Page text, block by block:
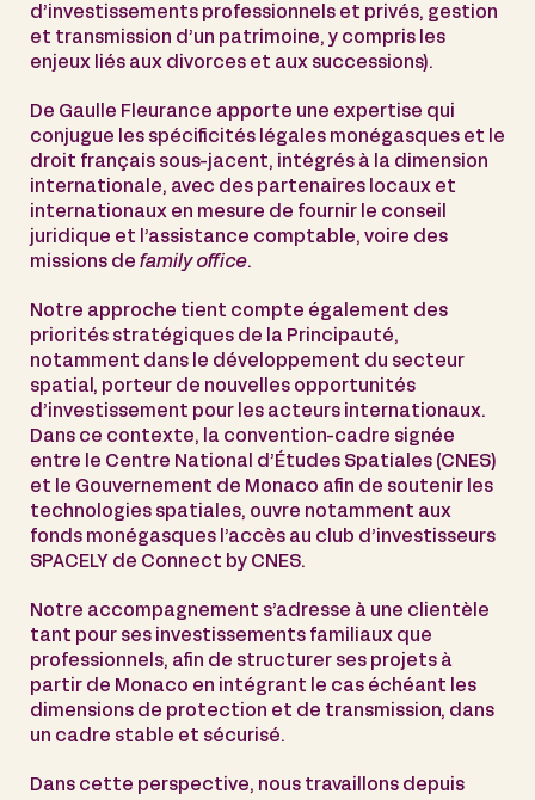
d’investissements professionnels et privés, gestion
et transmission d’un patrimoine, y compris les
enjeux liés aux divorces et aux successions).
De Gaulle Fleurance apporte une expertise qui
conjugue les spécificités légales monégasques et le
droit français sous-jacent, intégrés à la dimension
internationale, avec des partenaires locaux et
internationaux en mesure de fournir le conseil
juridique et l’assistance comptable, voire des
missions de family office.
Notre approche tient compte également des
priorités stratégiques de la Principauté,
notamment dans le développement du secteur
spatial, porteur de nouvelles opportunités
d’investissement pour les acteurs internationaux.
Dans ce contexte, la convention-cadre signée
entre le Centre National d’Études Spatiales (CNES)
et le Gouvernement de Monaco afin de soutenir les
technologies spatiales, ouvre notamment aux
fonds monégasques l’accès au club d’investisseurs
SPACELY de Connect by CNES.
Notre accompagnement s’adresse à une clientèle
tant pour ses investissements familiaux que
professionnels, afin de structurer ses projets à
partir de Monaco en intégrant le cas échéant les
dimensions de protection et de transmission, dans
un cadre stable et sécurisé.
Dans cette perspective, nous travaillons depuis